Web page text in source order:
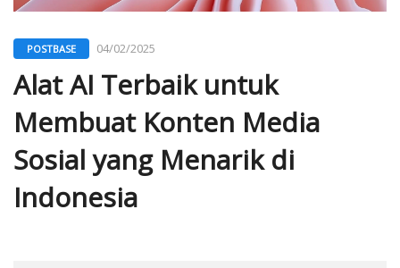
POSTBASE 04/02/2025
Alat AI Terbaik untuk
Membuat Konten Media
Sosial yang Menarik di
Indonesia